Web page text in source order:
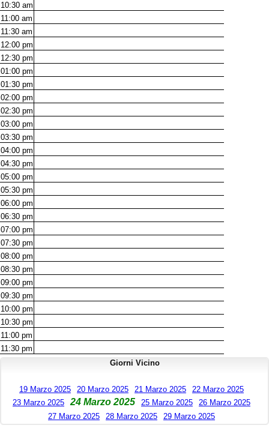
10:30 am
11:00 am
11:30 am
12:00 pm
12:30 pm
01:00 pm
01:30 pm
02:00 pm
02:30 pm
03:00 pm
03:30 pm
04:00 pm
04:30 pm
05:00 pm
05:30 pm
06:00 pm
06:30 pm
07:00 pm
07:30 pm
08:00 pm
08:30 pm
09:00 pm
09:30 pm
10:00 pm
10:30 pm
11:00 pm
11:30 pm
Giorni Vicino
19 Marzo 2025 20 Marzo 2025 21 Marzo 2025
22 Marzo 2025
23 Marzo 2025
24 Marzo 2025 25 Marzo 2025
26 Marzo 2025
27 Marzo 2025
28 Marzo 2025 29 Marzo 2025